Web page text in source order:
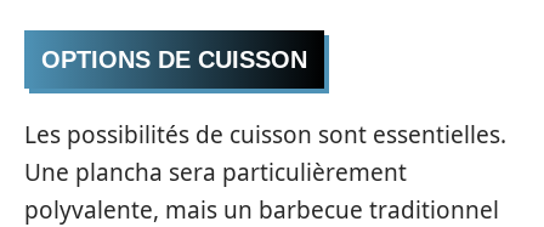
OPTIONS DE CUISSON
Les possibilités de cuisson sont essentielles.
Une plancha sera particulièrement
polyvalente, mais un barbecue traditionnel